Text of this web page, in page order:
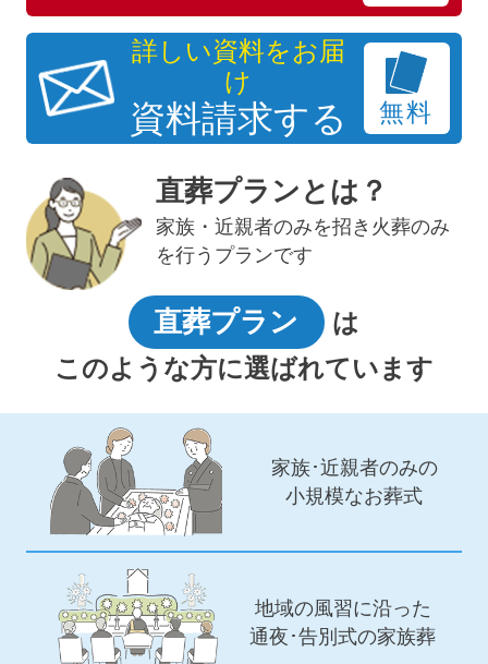
詳しい資料をお届
け
資料請求する 無料
直葬プランとは？
家族・近親者のみを招き 火葬のみ
を行うプランです
直葬プラン
は
このような方に選ばれています
家族･近親者のみの
小規模なお葬式
地域の風習に沿った
通夜･告別式の家族葬